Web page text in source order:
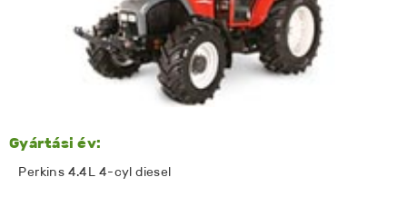
Gyártási év:
Perkins 4.4L 4-cyl diesel